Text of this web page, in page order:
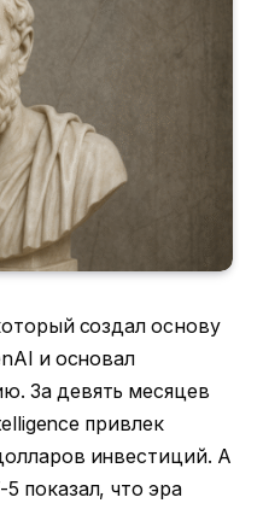
создал основу
и основал
За девять месяцев
привлек
инвестиций. А
показал, что эра